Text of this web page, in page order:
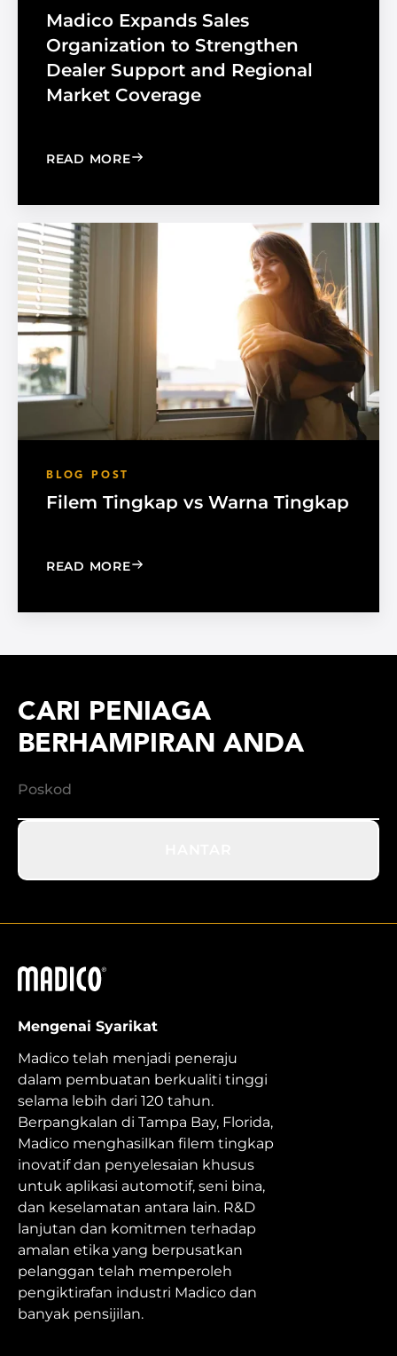
Madico Expands Sales
Organization to Strengthen
Dealer Support and Regional
Market Coverage
READ MORE: MADICO EXPANDS SALES
BLOG POST
Filem Tingkap vs Warna Tingkap
READ MORE: WINDOW FILM VS. WINDOW
CARI PENIAGA
BERHAMPIRAN ANDA
Madico
Mengenai Syarikat
Madico telah menjadi peneraju
dalam pembuatan berkualiti tinggi
selama lebih dari 120 tahun.
Berpangkalan di Tampa Bay, Florida,
Madico menghasilkan filem tingkap
inovatif dan penyelesaian khusus
untuk aplikasi automotif, seni bina,
dan keselamatan antara lain. R&D
lanjutan dan komitmen terhadap
amalan etika yang berpusatkan
pelanggan telah memperoleh
pengiktirafan industri Madico dan
banyak pensijilan.